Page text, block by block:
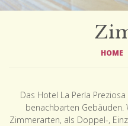
HOME
Das Hotel La Perla
benachbarten Gebäuden.
Zimmerarten, als Doppel-,